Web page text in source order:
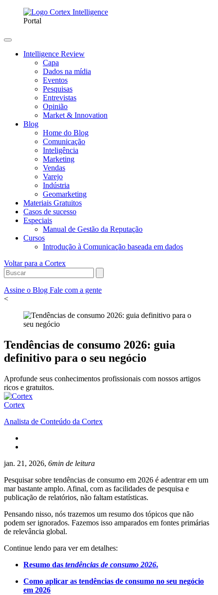
Portal
Intelligence Review
Capa
Dados na mídia
Eventos
Pesquisas
Entrevistas
Opinião
Market & Innovation
Blog
Home do Blog
Comunicação
Inteligência
Marketing
Vendas
Varejo
Indústria
Geomarketing
Materiais Gratuitos
Casos de sucesso
Especiais
Manual de Gestão da Reputação
Cursos
Introdução à Comunicação baseada em dados
Voltar para a Cortex
Assine o Blog Fale com a gente
<
Tendências de consumo 2026: guia
definitivo para o seu negócio
Aprofunde seus conhecimentos profissionais com nossos artigos
ricos e gratuitos.
Cortex
Analista de Conteúdo da Cortex
jan. 21, 2026, 6min de leitura
Pesquisar sobre tendências de consumo em 2026 é adentrar em um
mar bastante amplo. Afinal, com as facilidades de pesquisa e
publicação de relatórios, não faltam estatísticas.
Pensando nisso, nós trazemos um resumo dos tópicos que não
podem ser ignorados. Fazemos isso amparados em fontes primárias
de relevância global.
Continue lendo para ver em detalhes:
Resumo das tendências de consumo 2026.
Como aplicar as tendências de consumo no seu negócio
em 2026